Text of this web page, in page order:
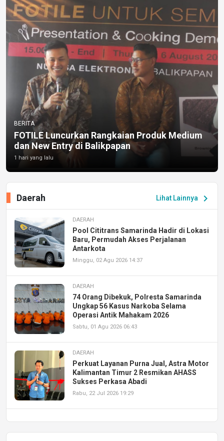
BERITA
FOTILE Luncurkan Rangkaian Produk Medium
dan New Entry di Balikpapan
1 hari yang lalu
Lihat Lainnya chevron_right
Daerah
DAERAH
Pool Cititrans Samarinda Hadir di Lokasi
Baru, Permudah Akses Perjalanan
Antarkota
Minggu, 02 Agu 2026 14:37
DAERAH
74 Orang Dibekuk, Polresta Samarinda
Ungkap 56 Kasus Narkoba Selama
Operasi Antik Mahakam 2026
Sabtu, 01 Agu 2026 06:43
DAERAH
Perkuat Layanan Purna Jual, Astra Motor
Kalimantan Timur 2 Resmikan AHASS
Sukses Perkasa Abadi
Rabu, 22 Jul 2026 19:29